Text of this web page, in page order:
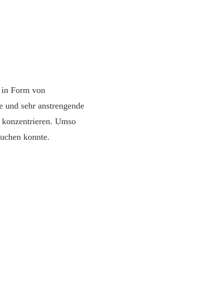
in Form von
sehr anstrengende
Umso
konnte.